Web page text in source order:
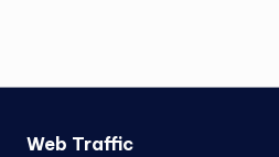
Web Traffic